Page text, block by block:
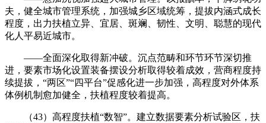
夫，健全城市管理系统，加强城乡区域统筹，提拔内涵式成长
程度，出力扶植立异、宜居、斑斓、韧性、文明、聪慧的现代
化人平易近城市。
——全面深化取得新冲破。沉点范畴和环节环节深切推
进，要素市场化设置装备摆设分析取得较着成效，营商程度持
续提拔，“两区”“四平台”促感化进一步加强，高程度对外体系
体例机制愈加健全，扶植程度较着提高。
（43）高程度扶植“数智”。建立数据要素分析试验区，扶